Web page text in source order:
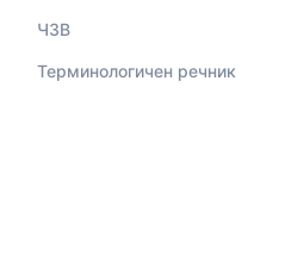
ЧЗВ
Терминологичен речник